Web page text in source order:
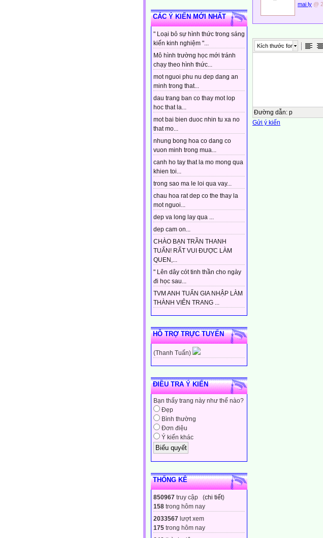
CÁC Ý KIẾN MỚI NHẤT
" Loại bỏ sự hình thức trong sáng
kiến kinh nghiệm "...
Mô hình trường học mới tránh
chạy theo hình thức...
mot nguoi phu nu dep dang an
minh trong that...
dau trang ban co thay mot lop
hoc that la...
mot bai bien duoc nhin tu xa no
that mo...
nhung bong hoa co dang co
vuon minh trong mua...
canh ho tay that la mo mong qua
khien toi...
trong sao ma le loi qua vay...
chau hoa rat dep co the thay la
mot nguoi...
dep va long lay qua ...
dep cam on...
CHÀO BẠN TRẦN THANH
TUẤN! RẤT VUI ĐƯỢC LÀM
QUEN,...
" Lên dây cót tinh thần cho ngày
đi học sau...
TVM ANH TUẤN GIA NHẬP LÀM
THÀNH VIÊN TRANG ...
HỖ TRỢ TRỰC TUYẾN
(Thanh Tuấn)
ĐIỀU TRA Ý KIẾN
Bạn thấy trang này như thế nào?
Đẹp
Bình thường
Đơn điệu
Ý kiến khác
THỐNG KÊ
850967 truy cập (chi tiết)
158 trong hôm nay
2033567 lượt xem
175 trong hôm nay
mai ly @
Kích thước font
Đường dẫn: p
Gửi ý kiến